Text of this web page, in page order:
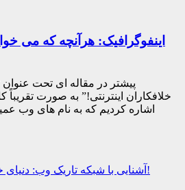
اینفوگرافیک: هرآنچه که می
پیشتر در مقاله ای تحت عنوان
خلافکاران اینترنتی!” به صورت
اشاره کردیم که به نام های وب